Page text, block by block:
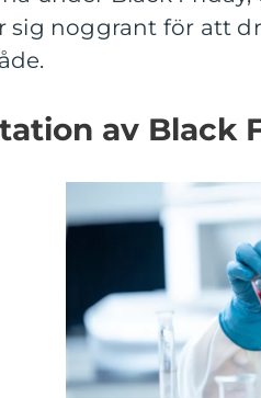
sig noggrant för att
av Black